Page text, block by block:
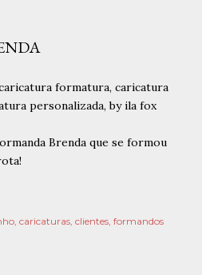
Brenda que se formou
caricaturas clientes formandos